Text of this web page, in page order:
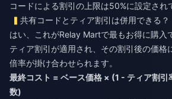
コードによる割引の上限は50%に設定され
共有コードとティア割引は併用できる？
はい、これがRelay Martで最もお得に購入
ティア割引が適用され、その割引後の価格
倍率が掛け合わせられます。
最終コスト = ベース価格 × (1 - ティア割
数)